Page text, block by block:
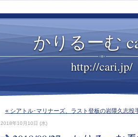
かりるーむ
http://cari.jp/
« シアトル･マリナーズ、ラスト登板の岩隈久志投
2018年10月10日 (水)